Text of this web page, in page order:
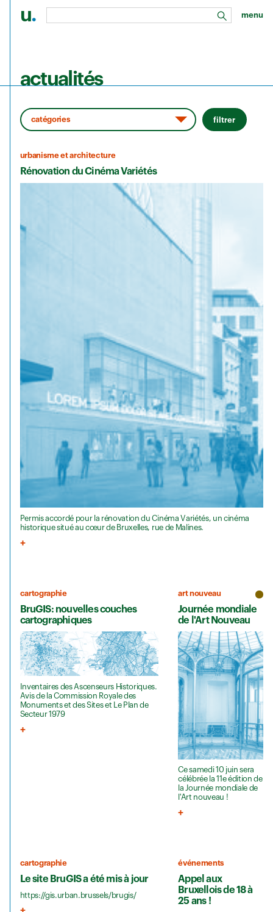
u. rechercher
menu
actualités
filtrer
urbanisme et architecture
Rénovation du Cinéma Variétés
Permis accordé pour la rénovation du Cinéma Variétés, un cinéma
historique situé au cœur de Bruxelles, rue de Malines.
cartographie
BruGIS: nouvelles couches
cartographiques
Inventaires des Ascenseurs Historiques.
Avis de la Commission Royale des
Monuments et des Sites et Le Plan de
Secteur 1979
art nouveau
Journée mondiale
de l'Art Nouveau
Ce samedi 10 juin sera
célébrée la 11e édition de
la Journée mondiale de
l'Art nouveau !
cartographie
Le site BruGIS a été mis à jour
https://gis.urban.brussels/brugis/
événements
Appel aux
Bruxellois de 18 à
25 ans !